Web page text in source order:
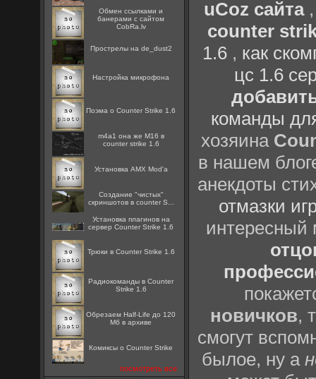
Oбмен ссылками и
банерами с сайтом
CobRa.lv
Прострелы на de_dust2
Настройка микрофона
Поэма о Counter Strike 1.6
m4a1 она же M16 в
counter strike 1.6
Установка AMX Mod'a
Создание "чистых"
скриншотов в counter S...
Установка плагинов на
сервер Counter Strike 1.6
Трюки в Counter Strike 1.6
Радиокоманды в Counter
Strike 1.6
Обрезаем Half-Life до 120
Мб в архиве
Комиксы о Counter Strike
посмотреть все
uCoz сайта
counter
1.6, как
цс 1.6
команды
хозяина
в нашем
анекдоты
отмазки
интересный
новичков,
смогут
былое, ну а